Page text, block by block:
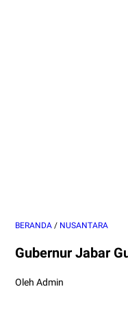
BERANDA / NUSANTARA
Gubernur Jabar
Oleh Admin